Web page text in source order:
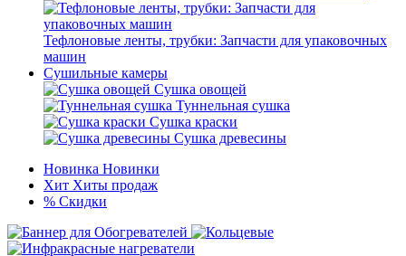
Тефлоновые ленты, трубки: Запчасти для упаковочных
машин
Сушильные камеры
Сушка овощей
Туннельная сушка
Сушка краски
Сушка древесины
Новинка Новинки
Хит Хиты продаж
% Скидки